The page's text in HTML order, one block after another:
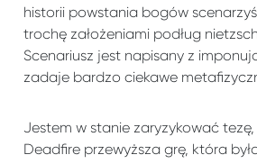
historii powstania bogów
trochę założeniami podług
Scenariusz jest napisany z
zadaje bardzo ciekawe
Jestem w stanie zaryzykować
Deadfire przewyższa grę, która